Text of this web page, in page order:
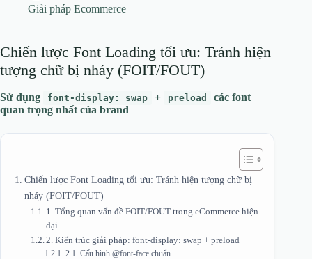
Giải pháp Ecommerce
Chiến lược Font Loading tối ưu: Tránh hiện
tượng chữ bị nháy (FOIT/FOUT)
Sử dụng font-display: swap + preload
các font
quan trọng nhất của brand
Chiến lược Font Loading tối ưu: Tránh hiện tượng chữ bị
nháy (FOIT/FOUT)
1. Tổng quan vấn đề FOIT/FOUT trong eCommerce hiện
đại
2. Kiến trúc giải pháp: font-display: swap + preload
2.1. Cấu hình @font-face chuẩn